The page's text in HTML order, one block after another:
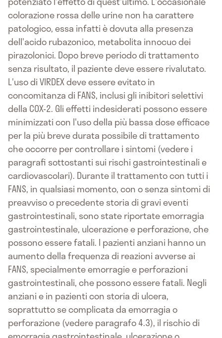
colorazione rossa delle urine non ha carattere
patologico, essa infatti è dovuta alla presenza
dell'acido rubazonico, metabolita innocuo dei
pirazolonici. Dopo breve periodo di trattamento
senza risultato, il paziente deve essere rivalutato.
L'uso di VIRDEX deve essere evitato in
concomitanza di FANS, inclusi gli inibitori selettivi
della COX-2. Gli effetti indesiderati possono essere
minimizzati con l'uso della più bassa dose efficace
per la più breve durata possibile di trattamento
che occorre per controllare i sintomi (vedere i
paragrafi sottostanti sui rischi gastrointestinali e
cardiovascolari). Durante il trattamento con tutti i
FANS, in qualsiasi momento, con o senza sintomi di
preavviso o precedente storia di gravi eventi
gastrointestinali, sono state riportate emorragia
gastrointestinale, ulcerazione e perforazione, che
possono essere fatali. I pazienti anziani hanno un
aumento della frequenza di reazioni avverse ai
FANS, specialmente emorragie e perforazioni
gastrointestinali, che possono essere fatali. Negli
anziani e in pazienti con storia di ulcera,
soprattutto se complicata da emorragia o
perforazione (vedere paragrafo 4.3), il rischio di